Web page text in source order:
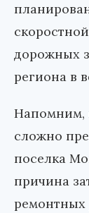
дорожных
региона в
сложно
поселка
причина
ремонтных